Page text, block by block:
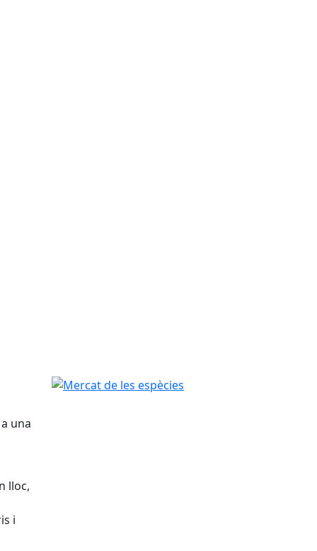
una
lloc,
i
Mercat de les espècies